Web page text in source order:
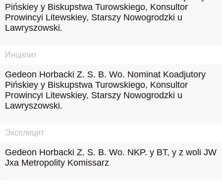
Pińskiey y Biskupstwa Turowskiego, Konsultor
Prowincyi Litewskiey, Starszy Nowogrodzki u
Lawryszowski.
Инципит
Gedeon Horbacki Z. S. B. Wo. Nominat Koadjutory
Pińskiey y Biskupstwa Turowskiego, Konsultor
Prowincyi Litewskiey, Starszy Nowogrodzki u
Lawryszowski.
Эксплицит
Gedeon Horbacki Z. S. B. Wo. NKP. y BT, y z woli JW
Jxa Metropolity Komissarz